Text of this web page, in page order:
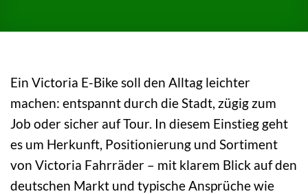
Ein Victoria E-Bike soll den Alltag leichter
machen: entspannt durch die Stadt, zügig zum
Job oder sicher auf Tour. In diesem Einstieg geht
es um Herkunft, Positionierung und Sortiment
von Victoria Fahrräder – mit klarem Blick auf den
deutschen Markt und typische Ansprüche wie